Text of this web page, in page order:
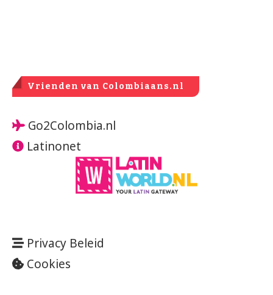
Vrienden van Colombiaans.nl
Go2Colombia.nl
Latinonet
Privacy Beleid
Cookies